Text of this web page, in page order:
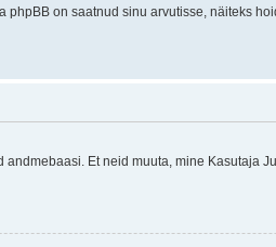
phpBB on saatnud sinu arvutisse, näiteks
Et neid muuta, mine